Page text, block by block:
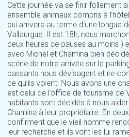
Cette journée va se finir follement
ensemble animaux compris à
qui arrivera au terme d’une longue
Vallaurgue. Il est 18h, nous
deux heures de pauses au moins )
avec Michel et Chamina bien
scène de notre arrivée sur le
passants nous dévisagent et ne
ce qu’ils voient. Nous avons une
est celui de l’office de tourisme de
habitants sont décidés à nous
Chamina à leur propriétaire. En
confirment que le vieil homme
leur recherche et ils vont les lui